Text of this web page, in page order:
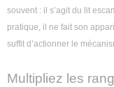
souvent : il s’agit du lit
pratique, il ne fait son
suffit d’actionner le
Multipliez les